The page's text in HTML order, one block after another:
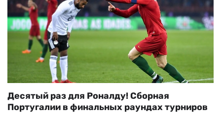
Десятый раз для Роналду! Сборная
Португалии в финальных раундах турниров